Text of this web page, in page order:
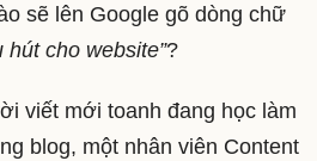
sẽ lên Google gõ dòng chữ
hút cho website”?
viết mới toanh đang học làm
blog, một nhân viên Content